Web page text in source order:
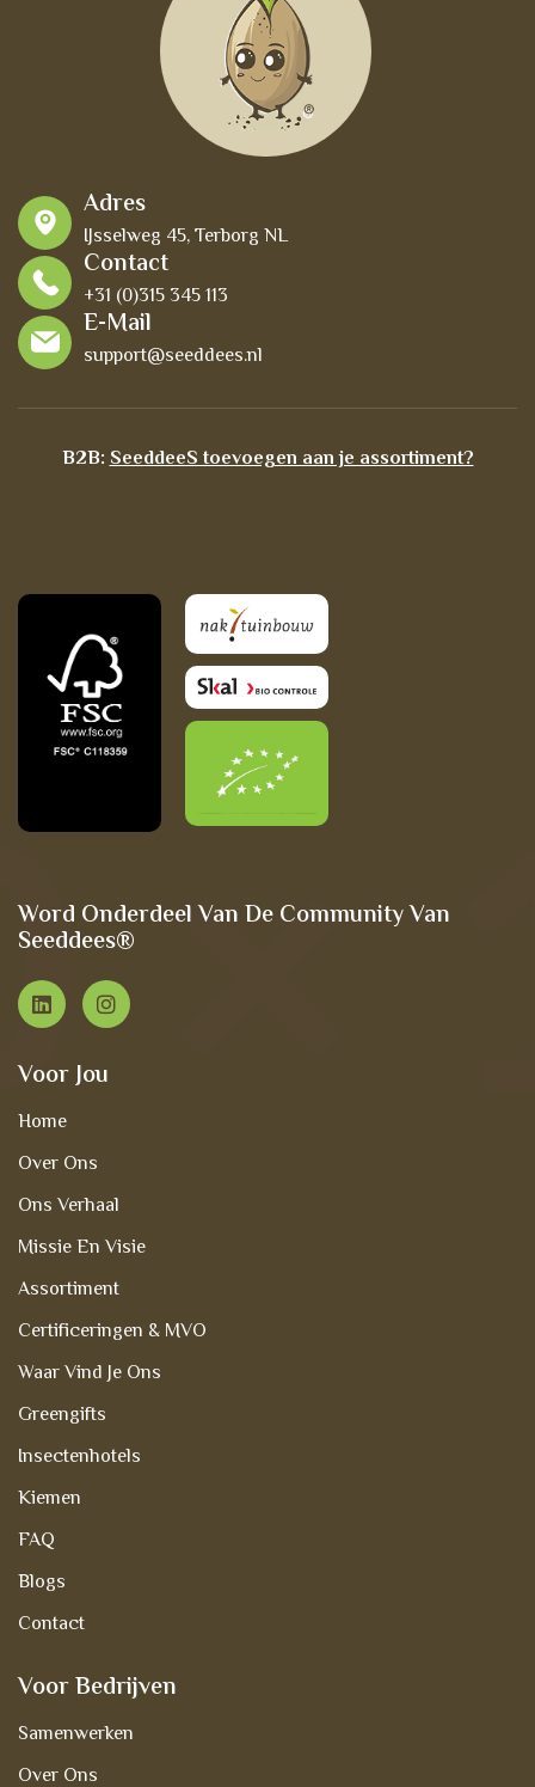
Adres
IJsselweg 45, Terborg NL
Contact
+31 (0)315 345 113
E-Mail
support@seeddees.nl
B2B:SeeddeeS toevoegen aan je assortiment?
Word Onderdeel Van De Community Van
Seeddees®
Voor Jou
Home
Over Ons
Ons Verhaal
Missie En Visie
Assortiment
Certificeringen & MVO
Waar Vind Je Ons
Greengifts
Insectenhotels
Kiemen
FAQ
Blogs
Contact
Voor Bedrijven
Samenwerken
Over Ons